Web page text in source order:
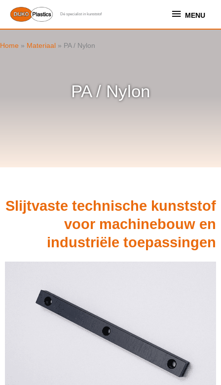
naar
de
inhoud
Dé specialist in kunststof MENU
MENU
PA / Nylon
Home » Materiaal » PA / Nylon
Slijtvaste technische kunststof
voor machinebouw en
industriële toepassingen